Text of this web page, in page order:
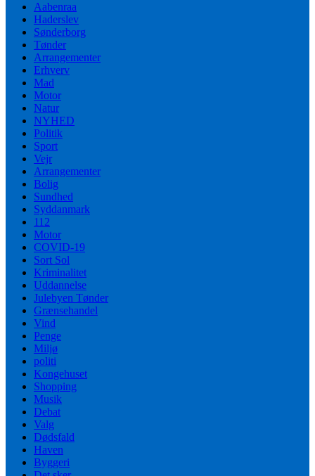
Aabenraa
Haderslev
Sønderborg
Tønder
Arrangementer
Erhverv
Mad
Motor
Natur
NYHED
Politik
Sport
Vejr
Arrangementer
Bolig
Sundhed
Syddanmark
112
Motor
COVID-19
Sort Sol
Kriminalitet
Uddannelse
Julebyen Tønder
Grænsehandel
Vind
Penge
Miljø
politi
Kongehuset
Shopping
Musik
Debat
Valg
Dødsfald
Haven
Byggeri